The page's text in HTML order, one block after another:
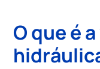
O que é